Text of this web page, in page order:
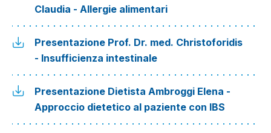
Claudia - Allergie alimentari
Presentazione Prof. Dr. med. Christoforidis
- Insufficienza intestinale
Presentazione Dietista Ambroggi Elena -
Approccio dietetico al paziente con IBS